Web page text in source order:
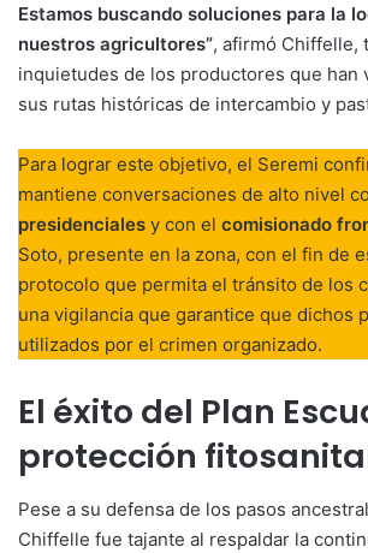
Estamos buscando soluciones para la
nuestros agricultores”, afirmó Chiffelle,
inquietudes de los productores que han
sus rutas históricas de intercambio y
Para lograr este objetivo, el Seremi
mantiene conversaciones de alto nivel
presidenciales y con el comisionado
Soto, presente en la zona, con el fin de
protocolo que permita el tránsito de los
una vigilancia que garantice que dichos
utilizados por el crimen organizado.
El éxito del Plan
protección
Pese a su defensa de los pasos
Chiffelle fue tajante al respaldar la